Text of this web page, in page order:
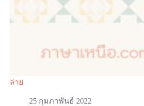
ล่าย
25 กุมภาพันธ์ 2022